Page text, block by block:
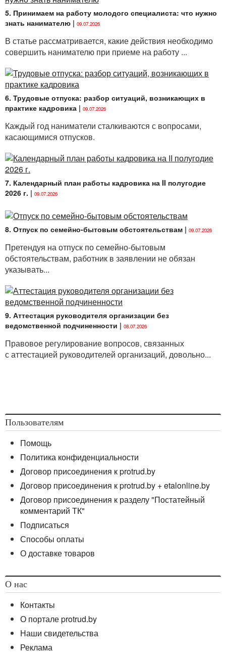
5. Принимаем на работу молодого специалиста: что нужно
знать нанимателю | 09.07.2026
В статье рассматривается, какие действия необходимо
совершить нанимателю при приеме на работу ...
6. Трудовые отпуска: разбор ситуаций, возникающих в
практике кадровика | 09.07.2026
Каждый год наниматели сталкиваются с вопросами,
касающимися отпусков.
7. Календарный план работы кадровика на II полугодие
2026 г. | 09.07.2026
8. Отпуск по семейно-бытовым обстоятельствам | 09.07.2026
Претендуя на отпуск по семейно-бытовым
обстоятельствам, работник в заявлении не обязан
указывать...
9. Аттестация руководителя организации без
ведомственной подчиненности | 08.07.2026
Правовое регулирование вопросов, связанных
с аттестацией руководителей организаций, довольно...
Пользователям
Помощь
Политика конфиденциальности
Договор присоединения к protrud.by
Договор присоединения к protrud.by + etalonline.by
Договор присоединения к разделу "Постатейный
комментарий ТК"
Подписаться
Способы оплаты
О доставке товаров
О нас
Контакты
О портале protrud.by
Наши свидетельства
Реклама